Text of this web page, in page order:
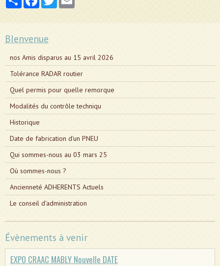
BIenvenue
nos Amis disparus au 15 avril 2026
Tolérance RADAR routier
Quel permis pour quelle remorque
Modalités du contrôle techniqu
Historique
Date de fabrication d'un PNEU
Qui sommes-nous au 03 mars 25
Où sommes-nous ?
Ancienneté ADHERENTS Actuels
Le conseil d'administration
Évènements à venir
EXPO CRAAC MABLY Nouvelle DATE